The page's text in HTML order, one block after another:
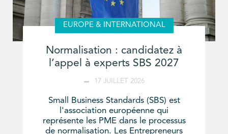
EUROPE & INTERNATIONAL
Normalisation : candidatez à
l’appel à experts SBS 2027
17 JUILLET 2026
Small Business Standards (SBS) est
l'association européenne qui
représente les PME dans le processus
de normalisation. Les Entrepreneurs